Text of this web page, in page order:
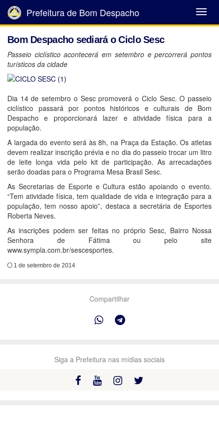
Abrir
Menu
Prefeitura de Bom Despacho
Bom Despacho sediará o Ciclo Sesc
Passeio ciclístico acontecerá em setembro e percorrerá pontos
turísticos da cidade
Dia 14 de setembro o Sesc promoverá o Ciclo Sesc. O passeio
ciclístico passará por pontos históricos e culturais de Bom
Despacho e proporcionará lazer e atividade física para a
população.
A largada do evento será às 8h, na Praça da Estação. Os atletas
devem realizar inscrição prévia e no dia do passeio trocar um litro
de leite longa vida pelo kit de participação. As arrecadações
serão doadas para o Programa Mesa Brasil Sesc.
As Secretarias de Esporte e Cultura estão apoiando o evento.
“Tem atividade física, tem qualidade de vida e integração para a
população, tem nosso apoio”, destaca a secretária de Esportes
Roberta Neves.
As inscrições podem ser feitas no próprio Sesc, Bairro Nossa
Senhora de Fátima ou pelo site
www.sympla.com.br/sescesportes.
1 de setembro de 2014
Compartilhar
Siga a Prefeitura nas mídias sociais